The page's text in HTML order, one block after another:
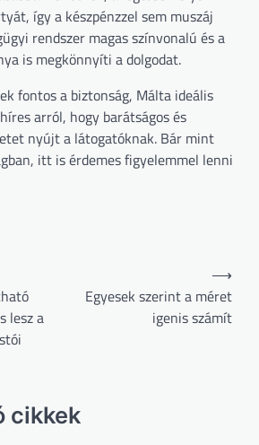
így a készpénzzel sem muszáj
rendszer magas színvonalú és a
is megkönnyíti a dolgodat.
fontos a biztonság, Málta ideális
arról, hogy barátságos és
nyújt a látogatóknak. Bár mint
itt is érdemes figyelemmel lenni
lesz a
Egyesek szerint a méret
igenis számít
⟶
cikkek